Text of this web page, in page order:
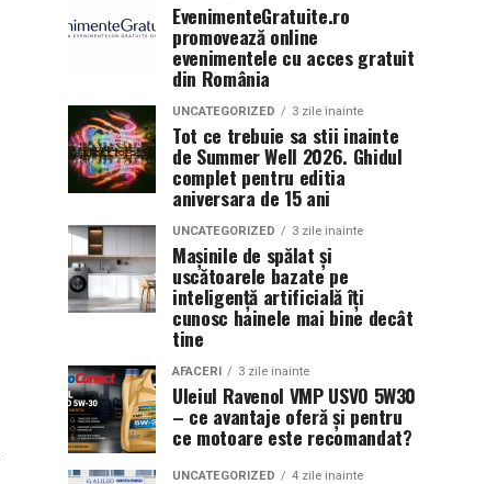
EvenimenteGratuite.ro
promovează online
evenimentele cu acces gratuit
din România
UNCATEGORIZED 3 zile inainte
Tot ce trebuie sa stii inainte
de Summer Well 2026. Ghidul
complet pentru editia
aniversara de 15 ani
UNCATEGORIZED 3 zile inainte
Mașinile de spălat și
uscătoarele bazate pe
inteligență artificială îți
cunosc hainele mai bine decât
tine
AFACERI 3 zile inainte
Uleiul Ravenol VMP USVO 5W30
– ce avantaje oferă și pentru
ce motoare este recomandat?
UNCATEGORIZED 4 zile inainte